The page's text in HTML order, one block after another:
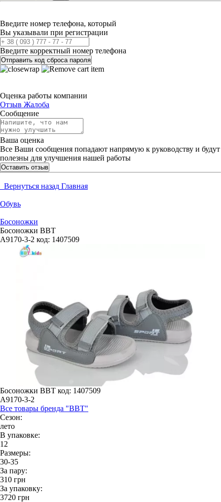
Введите номер телефона, который
Вы указывали при регистрации
Введите корректный номер телефона
Отправить код сброса пароля
Оценка работы компании
Отзыв Жалоба
Сообщение
Ваша оценка
Все Ваши сообщения попадают напрямую к руководству и будут
полезны для улучшения нашей работы
Оставить отзыв
Вернуться назад Главная
Обувь
Босоножки
Босоножки BBT
A9170-3-2 код: 1407509
Босоножки BBT код: 1407509
A9170-3-2
Все товары бренда "BBT"
Сезон:
лето
В упаковке:
12
Размеры:
30-35
За пару:
310 грн
За упаковку:
3720 грн